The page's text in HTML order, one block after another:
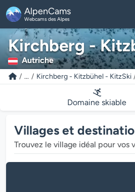
AlpenCams
Webcams des Alpes
Kirchberg -
Autriche
... Kirchberg - Kitzbühel - KitzSki
Domaine skiable
Villages et
Trouvez le village idéal pour vos